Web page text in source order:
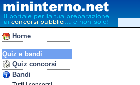
Home
Quiz e bandi
Quiz concorsi
Bandi